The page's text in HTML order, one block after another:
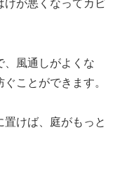
けが悪くなってカビ
、風通しがよくな
ことができます。
けば、庭がもっと